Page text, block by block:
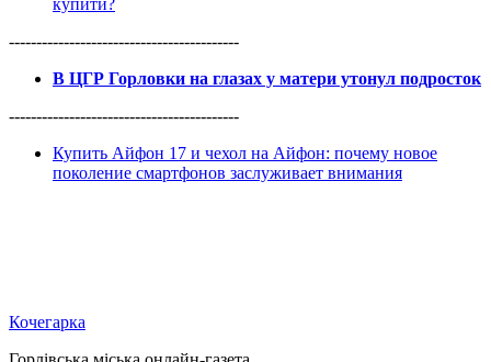
купити?
------------------------------------------
В ЦГР Горловки на глазах у матери утонул подросток
------------------------------------------
Купить Айфон 17 и чехол на Айфон: почему новое
поколение смартфонов заслуживает внимания
Кочегарка